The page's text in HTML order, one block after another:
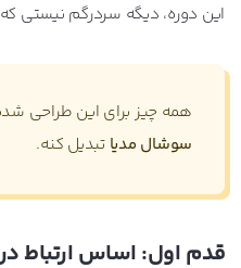
این دوره، دیگه سردرگم نیستی
همه چیز برای این طراحی
سوشال مدیا تبدیل کنه.
قدم اول: اساس ارتباط